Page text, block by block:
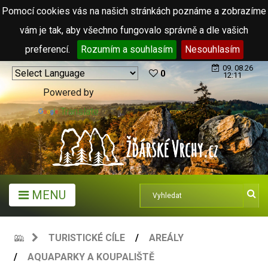
Pomocí cookies vás na našich stránkách poznáme a zobrazíme
vám je tak, aby všechno fungovalo správně a dle vašich
preferencí.
Rozumím a souhlasím Nesouhlasím
Powered by
Translate
0
09. 08.26
12:11
MENU
TURISTICKÉ CÍLE
AREÁLY
AQUAPARKY A KOUPALIŠTĚ